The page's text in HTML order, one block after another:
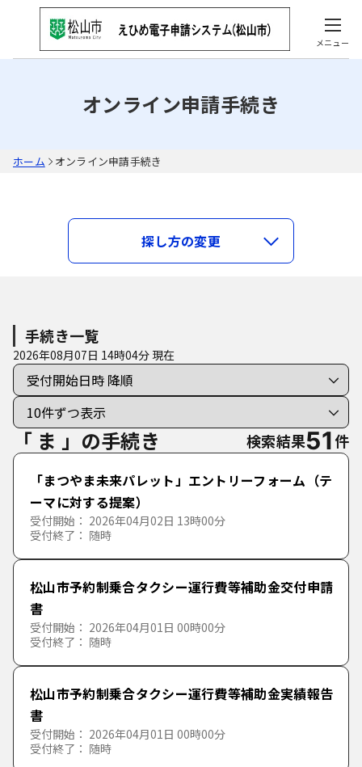
メニュー
オンライン申請手続き
ホーム オンライン申請手続き
キーワードで探す
利用者選択すべての手続き
個人向けの手続き
法人向けの手続き
分類で探す
市民手続き
戸籍・住民票・印鑑登録
保険・年金
暮らし
生活環境・廃棄物
住宅・建物・土地
道路・公園
健康
保健・健康
高齢者福祉
社会福祉
教育・文化・スポーツ
教育
産業
50音で探す
あ行
あ い う え お
か行
か き く
さ行
た ち つ
な行
探し方の変更
手続き一覧
2026年08月07日 14時04分 現在
「 ま 」の手続き 検索結果51件
「まつやま未来パレット」エントリーフォーム（テ
ーマに対する提案）
受付開始： 2026年04月02日 13時00分
受付終了： 随時
松山市予約制乗合タクシー運行費等補助金交付申請
書
受付開始： 2026年04月01日 00時00分
受付終了： 随時
松山市予約制乗合タクシー運行費等補助金実績報告
書
受付開始： 2026年04月01日 00時00分
受付終了： 随時